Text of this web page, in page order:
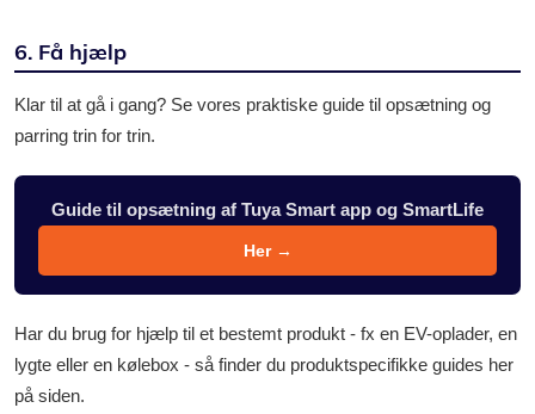
6. Få hjælp
Klar til at gå i gang? Se vores praktiske guide til opsætning og
parring trin for trin.
Guide til opsætning af Tuya Smart app og SmartLife
Her →
Har du brug for hjælp til et bestemt produkt - fx en EV-oplader, en
lygte eller en kølebox - så finder du produktspecifikke guides her
på siden.